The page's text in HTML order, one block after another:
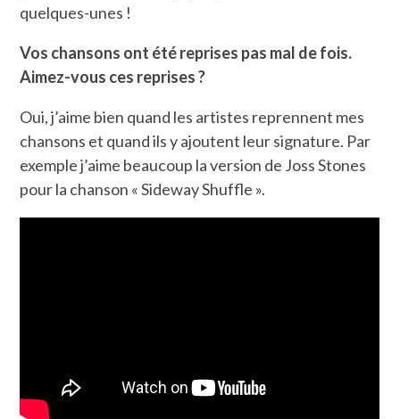
quelques-unes !
Vos chansons ont été reprises pas mal de fois.
Aimez-vous ces reprises ?
Oui, j’aime bien quand les artistes reprennent mes
chansons et quand ils y ajoutent leur signature. Par
exemple j’aime beaucoup la version de Joss Stones
pour la chanson « Sideway Shuffle ».